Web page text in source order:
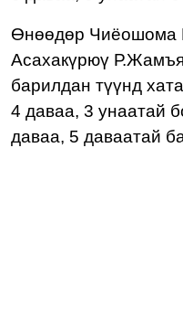
Өнөөдөр Чиёошома
Асахакүрюү
барилдан түүнд
4 даваа, 3 унаатай
даваа, 5 даваатай